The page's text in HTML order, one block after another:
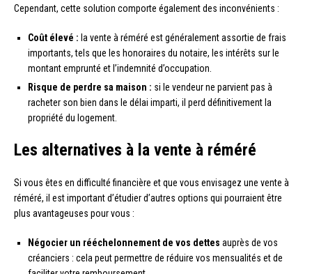
Cependant, cette solution comporte également des inconvénients :
Coût élevé : la vente à réméré est généralement assortie de frais
importants, tels que les honoraires du notaire, les intérêts sur le
montant emprunté et l’indemnité d’occupation.
Risque de perdre sa maison : si le vendeur ne parvient pas à
racheter son bien dans le délai imparti, il perd définitivement la
propriété du logement.
Les alternatives à la vente à réméré
Si vous êtes en difficulté financière et que vous envisagez une vente à
réméré, il est important d’étudier d’autres options qui pourraient être
plus avantageuses pour vous :
Négocier un rééchelonnement de vos dettes auprès de vos
créanciers : cela peut permettre de réduire vos mensualités et de